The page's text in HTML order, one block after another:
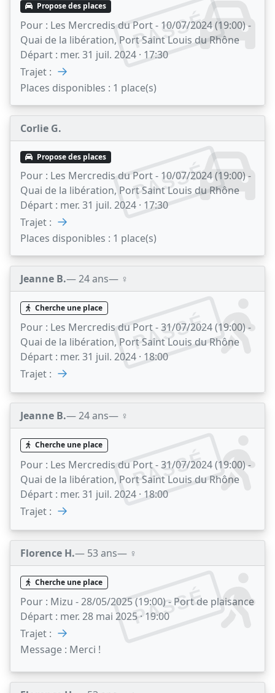
PASSÉ
Propose des places
Pour : Les Mercredis du Port - 10/07/2024 (19:00) -
Quai de la libération, Port Saint Louis du Rhône
Départ : mer. 31 juil. 2024 · 17:30
Trajet : →
Places disponibles : 1 place(s)
Corlie G.
PASSÉ
Propose des places
Pour : Les Mercredis du Port - 10/07/2024 (19:00) -
Quai de la libération, Port Saint Louis du Rhône
Départ : mer. 31 juil. 2024 · 17:30
Trajet : →
Places disponibles : 1 place(s)
Jeanne B.— 24 ans— ♀️
PASSÉ
Cherche une place
Pour : Les Mercredis du Port - 31/07/2024 (19:00) -
Quai de la libération, Port Saint Louis du Rhône
Départ : mer. 31 juil. 2024 · 18:00
Trajet : →
Jeanne B.— 24 ans— ♀️
PASSÉ
Cherche une place
Pour : Les Mercredis du Port - 31/07/2024 (19:00) -
Quai de la libération, Port Saint Louis du Rhône
Départ : mer. 31 juil. 2024 · 18:00
Trajet : →
Florence H.— 53 ans— ♀️
PASSÉ
Cherche une place
Pour : Mizu - 28/05/2025 (19:00) - Port de plaisance
Départ : mer. 28 mai 2025 · 19:00
Trajet : →
Message : Merci !